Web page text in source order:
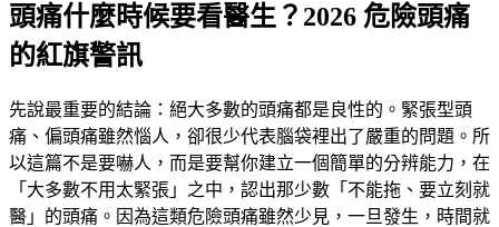
頭痛什麼時候要看醫生？2026 危險頭痛
的紅旗警訊
先說最重要的結論：絕大多數的頭痛都是良性的。緊張型頭
痛、偏頭痛雖然惱人，卻很少代表腦袋裡出了嚴重的問題。所
以這篇不是要嚇人，而是要幫你建立一個簡單的分辨能力，在
「大多數不用太緊張」之中，認出那少數「不能拖、要立刻就
醫」的頭痛。因為這類危險頭痛雖然少見，一旦發生，時間就